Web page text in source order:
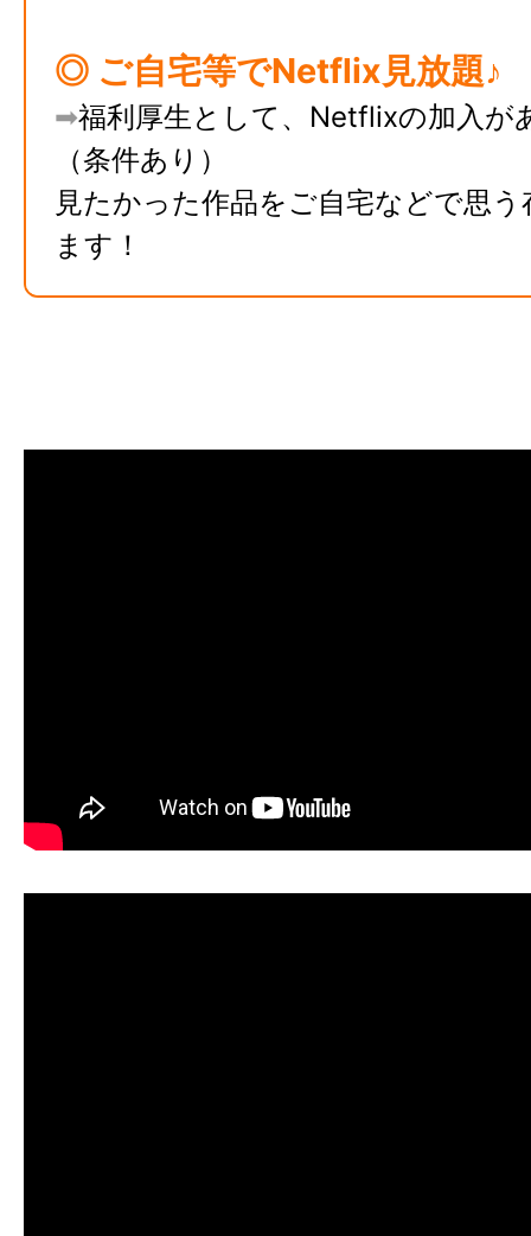
◎ ご自宅等でNetflix見放題♪
➡︎福利厚生として、Netflixの加入が
（条件あり）
見たかった作品をご自宅などで思
ます！